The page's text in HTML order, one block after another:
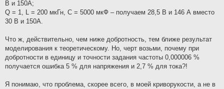
В и 150А;
Q = 1, L = 200 мкГн, C = 5000 мкФ – получаем 28,5 В и 146 А вместо
30 В и 150А.
Что ж, действительно, чем ниже добротность, тем ближе результат
моделирования к теоретическому. Но, черт возьми, почему при
добротности в единицу и точности задания частоты 0,000006 %
получается ошибка 5 % для напряжения и 2,7 % для тока?!
Я понимаю, что проблема, скорее всего, в моей криворукости, а не в